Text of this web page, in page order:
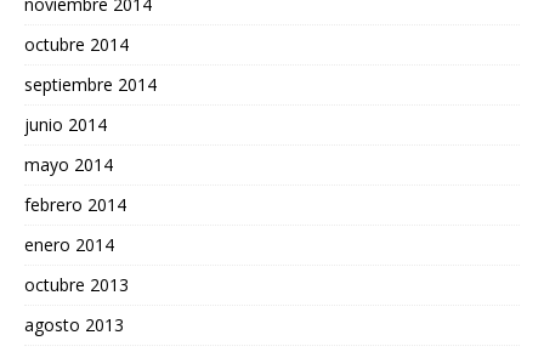
octubre 2014
septiembre 2014
junio 2014
mayo 2014
febrero 2014
enero 2014
octubre 2013
agosto 2013